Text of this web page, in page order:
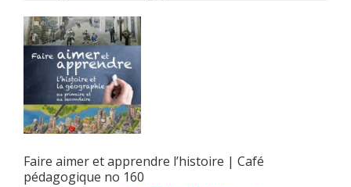
Faire aimer et apprendre l’histoire | Café
pédagogique no 160